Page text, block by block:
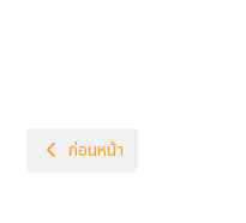
เนื้อหาก่อนหน้า: 501-แต่งตั้ง
ก่อนหน้า